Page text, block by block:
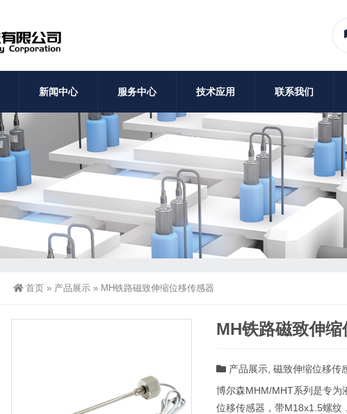
新闻中心 服务中心 技术应用 联系我们
首页 » 产品展示 » MH铁路磁致伸缩位移传感器
MH铁路磁致伸
产品展示 磁致伸缩位移传
博尔森MHM/MHT系列是专为
位移传感器，带M18x1.5螺纹